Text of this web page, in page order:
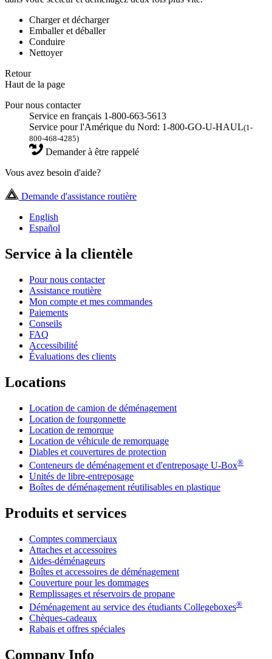
Charger et décharger
Emballer et déballer
Conduire
Nettoyer
Retour
Haut de la page
Pour nous contacter
Service en français 1-800-663-5613
Service pour l'Amérique du Nord: 1-800-GO-U-HAUL(1-
800-468-4285)
Demander à être rappelé
Vous avez besoin d'aide?
Demande d'assistance routière
English
Español
Service à la clientèle
Pour nous contacter
Assistance routière
Mon compte et mes commandes
Paiements
Conseils
FAQ
Accessibilité
Évaluations des clients
Locations
Location de camion de déménagement
Location de fourgonnette
Location de remorque
Location de véhicule de remorquage
Diables et couvertures de protection
Conteneurs de déménagement et d'entreposage U-Box®
Unités de libre-entreposage
Boîtes de déménagement réutilisables en plastique
Produits et services
Comptes commerciaux
Attaches et accessoires
Aides-déménageurs
Boîtes et accessoires de déménagement
Couverture pour les dommages
Remplissages et réservoirs de propane
Déménagement au service des étudiants Collegeboxes®
Chèques-cadeaux
Rabais et offres spéciales
Company Info